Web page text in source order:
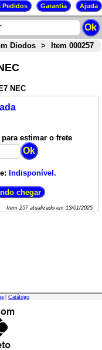
Diodos > Item 000257
NEC
para estimar o frete
Indisponível.
Item 257atualizado em 13/01/2025
| Catálogo